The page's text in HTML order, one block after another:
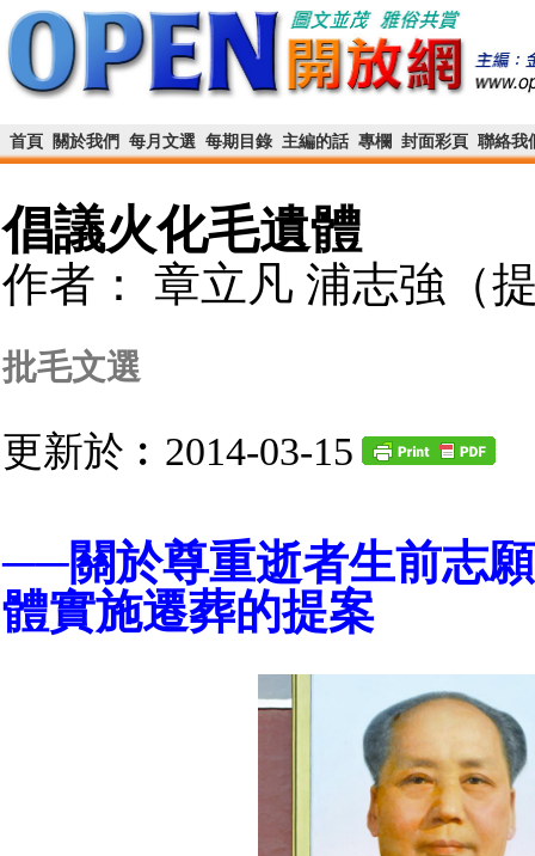
首頁 關於我們 每月文選 每期目錄 主編的話 專欄 封面彩頁 聯絡我
倡議火化毛遺體
作者： 章立凡 浦志強（
批毛文選
更新於︰2014-03-15
──關於尊重逝者生前志
體實施遷葬的提案